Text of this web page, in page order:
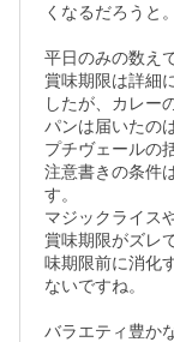
くなるだろうと。
平日のみの数え
賞味期限は詳細
したが、カレー
パンは届いたの
プチヴェールの
注意書きの条件
す。
マジックライス
賞味期限がズレ
味期限前に消化
ないですね。
バラエティ豊か